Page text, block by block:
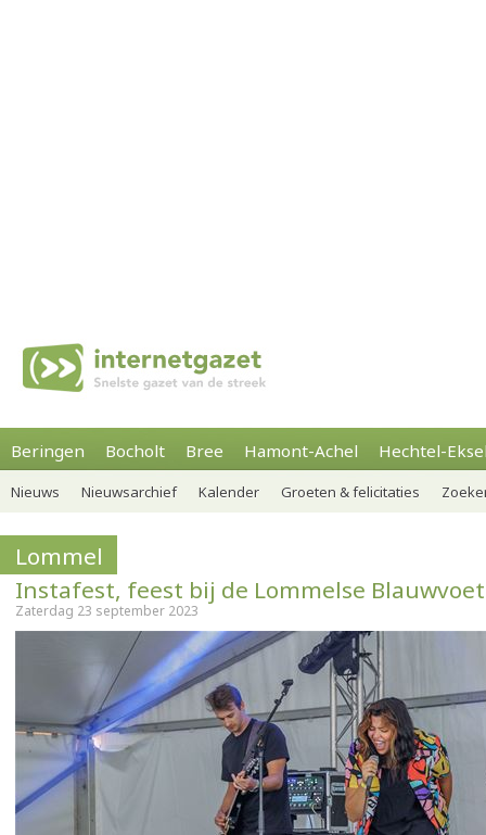
Beringen Bocholt Bree Hamont-Achel Hechtel-
Nieuws Nieuwsarchief Kalender Groeten & felicitaties
Lommel
Instafest, feest bij de Lommelse
Zaterdag 23 september 2023